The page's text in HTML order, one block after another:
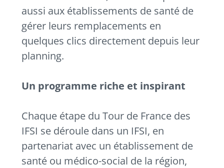
aussi aux établissements de santé de
gérer leurs remplacements en
quelques clics directement depuis leur
planning.
Un programme riche et inspirant
Chaque étape du Tour de France des
IFSI se déroule dans un IFSI, en
partenariat avec un établissement de
santé ou médico-social de la région,